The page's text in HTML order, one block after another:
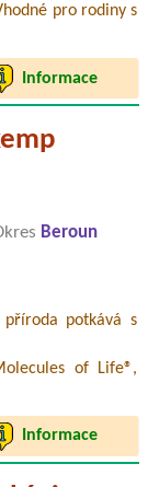
pro rodiny s
Informace
Beroun
potkává s
of Life®,
Informace